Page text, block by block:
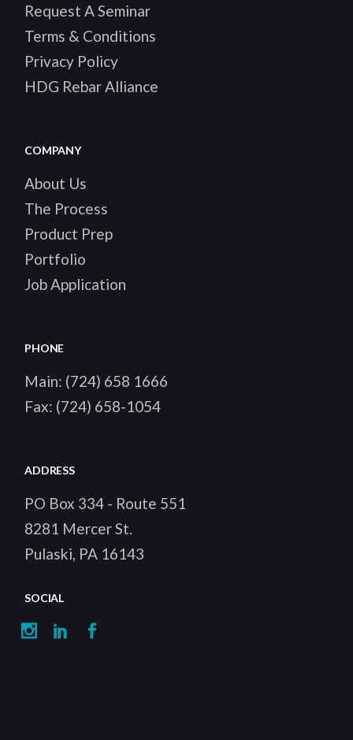
Request A Seminar
Terms & Conditions
Privacy Policy
HDG Rebar Alliance
COMPANY
About Us
The Process
Product Prep
Portfolio
Job Application
PHONE
Main: (724) 658 1666
Fax: (724) 658-1054
ADDRESS
PO Box 334 - Route 551
8281 Mercer St.
Pulaski, PA 16143
SOCIAL